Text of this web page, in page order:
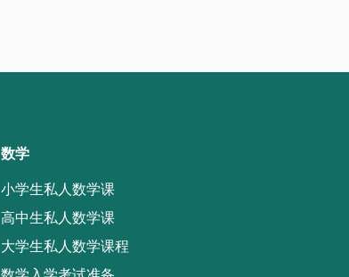
数学
小学生私人数学课
高中生私人数学课
大学生私人数学课程